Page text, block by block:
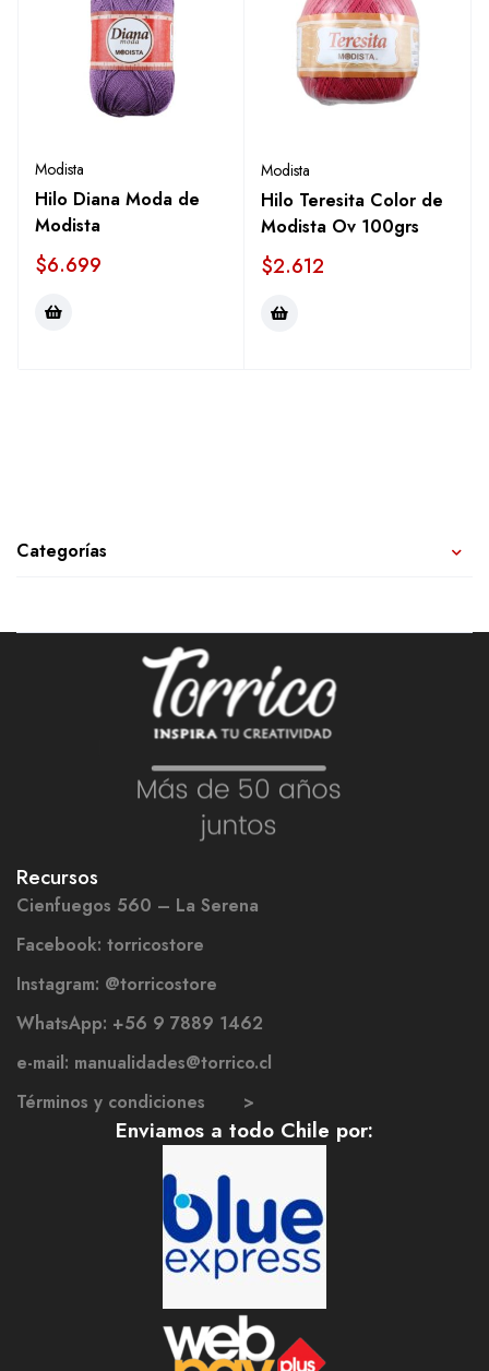
Categorías
Modista
Hilo Diana Moda de
Modista
$6.699
Modista
Hilo Teresita Color de
Modista Ov 100grs
$2.612
Recursos
Cienfuegos 560 – La Serena
Facebook: torricostore
Instagram: @torricostore
WhatsApp: +56 9 7889 1462
e-mail: manualidades@torrico.cl
Términos y condiciones >
Enviamos a todo Chile por: